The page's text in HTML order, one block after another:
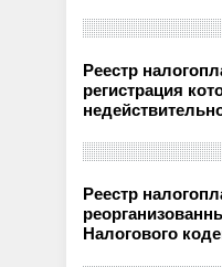
Реестр
регистрация
Реестр
Налогового